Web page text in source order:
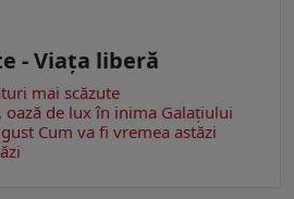
- Viaţa liberă
mai scăzute
de lux în inima Galațiului
Cum va fi vremea astăzi